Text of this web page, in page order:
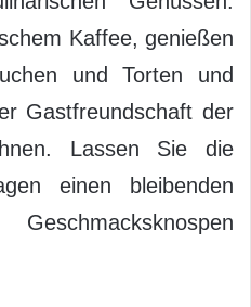
Kaffee, genießen
und Torten und
Gastfreundschaft der
Lassen Sie die
einen bleibenden